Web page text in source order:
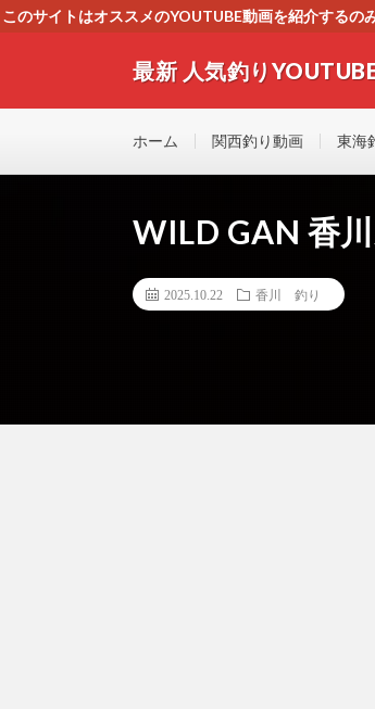
このサイトはオススメのYOUTUBE動画を紹介する
最新 人気釣り
す！！
ホーム 関西釣り動画 東海
WILD GAN 香
2025.10.22 香川 釣り